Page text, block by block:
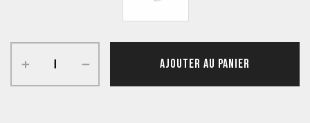
AJOUTER AU PANIER